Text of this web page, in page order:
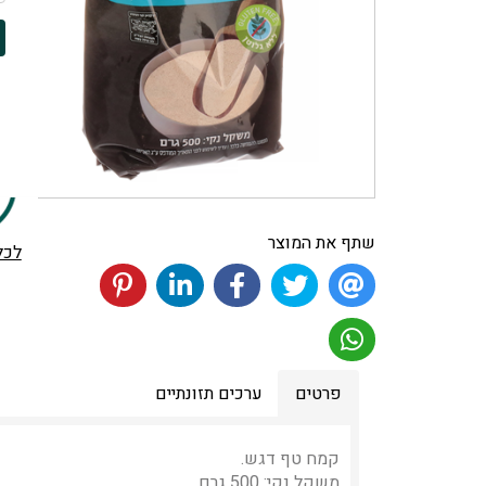
שתף את המוצר
פרטים ערכים תזונתיים
קמח טף דגש.